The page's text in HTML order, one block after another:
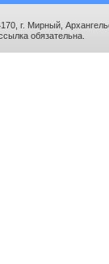
г. Мирный,
обязательна.